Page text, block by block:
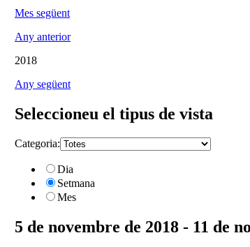
Mes següent
Any anterior
2018
Any següent
Seleccioneu el tipus de vista
Categoria:
Dia
Setmana
Mes
5 de novembre de 2018 - 11 de